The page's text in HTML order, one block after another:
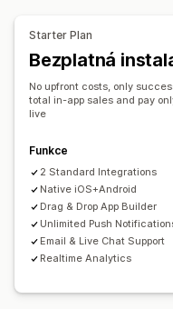
Opuštěný košík
Multimédia
Naplánované
Starter Plan
Bezplatná
No upfront costs, only
total in-app sales and pay
live
Funkce
2 Standard Integrations
Native iOS+Android
Drag & Drop App Builder
Unlimited Push
Email & Live Chat Support
Realtime Analytics